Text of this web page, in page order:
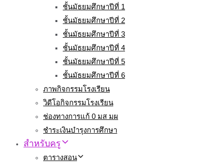
ชั้นมัธยมศึกษาปีที่ 1
ชั้นมัธยมศึกษาปีที่ 2
ชั้นมัธยมศึกษาปีที่ 3
ชั้นมัธยมศึกษาปีที่ 4
ชั้นมัธยมศึกษาปีที่ 5
ชั้นมัธยมศึกษาปีที่ 6
ภาพกิจกรรมโรงเรียน
วิดีโอกิจกรรมโรงเรียน
ช่องทางการแก้ 0 มส มผ
ชำระเงินบำรุงการศึกษา
สำหรับครู
ตารางสอน